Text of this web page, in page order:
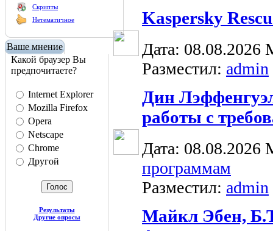
Скрипты
Нетематичное
Ваше мнение
Какой браузер Вы
предпочитаете?
Internet Explorer
Mozilla Firefox
Opera
Netscape
Chrome
Другой
Результаты
Другие опросы
Kaspersky
Дата: 08.08.2026
Разместил: admin
Дин
работы с
Дата: 08.08.2026
программам
Разместил: admin
Майкл Эбен,